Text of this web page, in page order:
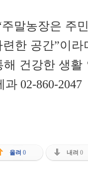
말농장은 주
한 공간”이
건강한 생활
02-860-2047
올려 0 내려 0